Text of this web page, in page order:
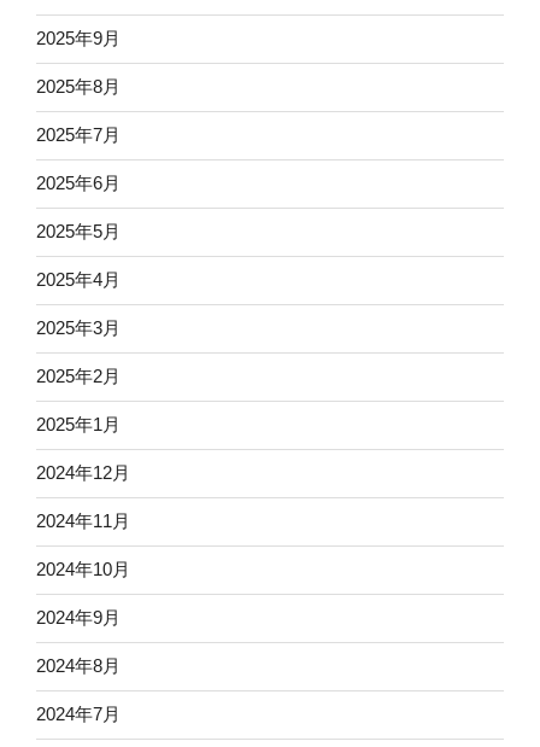
2025年9月
2025年8月
2025年7月
2025年6月
2025年5月
2025年4月
2025年3月
2025年2月
2025年1月
2024年12月
2024年11月
2024年10月
2024年9月
2024年8月
2024年7月